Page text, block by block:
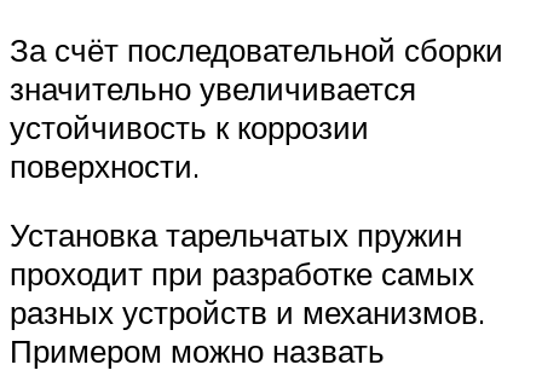
За счёт последовательной сборки
значительно увеличивается
устойчивость к коррозии
поверхности.
Установка тарельчатых пружин
проходит при разработке самых
разных устройств и механизмов.
Примером можно назвать